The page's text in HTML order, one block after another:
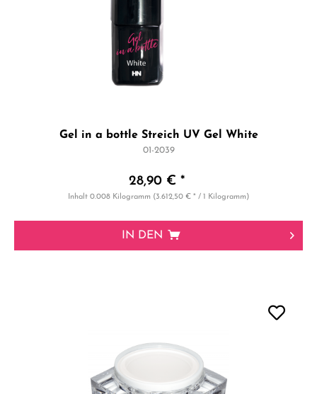
Gel in a bottle Streich UV Gel White
01-2039
28,90 € *
Inhalt0.008 Kilogramm (3.612,50 € * / 1 Kilogramm)
IN DEN